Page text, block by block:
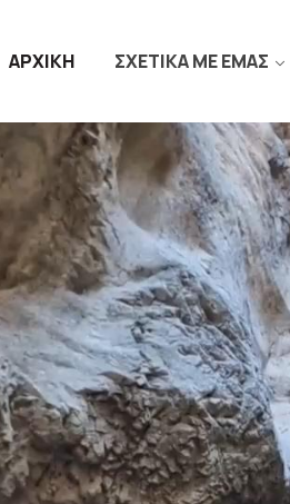
ΑΡΧΙΚΗ ΣΧΕΤΙΚΑ ΜΕ ΕΜΑΣ